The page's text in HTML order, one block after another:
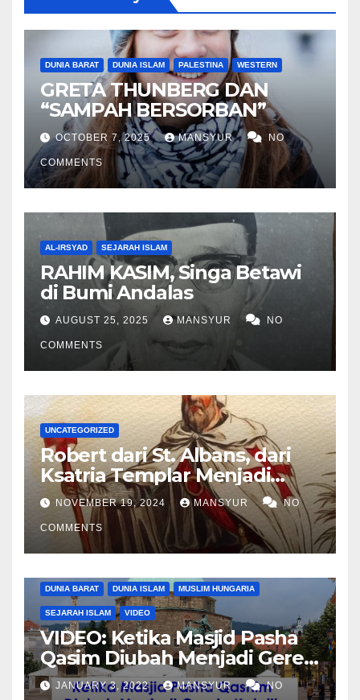
DUNIA BARAT DUNIA ISLAM PALESTINA WESTERN
GRETA THUNBERG DAN
“SAMPAH BERSORBAN”
OCTOBER 7, 2025 MANSYUR NO
COMMENTS
AL-IRSYAD SEJARAH ISLAM
RAHIM KASIM, Singa Betawi
di Bumi Andalas
AUGUST 25, 2025 MANSYUR NO
COMMENTS
UNCATEGORIZED
Robert dari St. Albans, dari
Ksatria Templar Menjadi
Komandan Pasukan
Shalahuddin Merebut
Kembali Yerusalem
NOVEMBER 19, 2024 MANSYUR NO
COMMENTS
DUNIA BARAT DUNIA ISLAM MUSLIM HUNGARIA
SEJARAH ISLAM VIDEO
VIDEO: Ketika Masjid Pasha
Qasim Diubah Menjadi Gereja
Katolik di Pecs, Hungaria
JANUARY 3, 2022 MANSYUR NO